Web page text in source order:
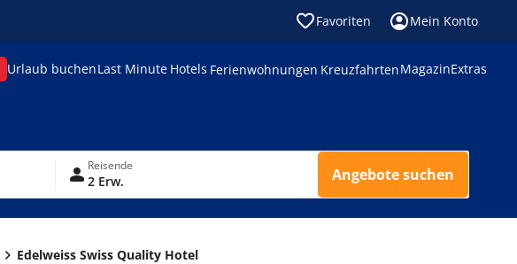
Favoriten Mein Konto
Urlaub buchenLast Minute Hotels Ferienwohnungen KreuzfahrtenMagazinExtras
Reisende
2 Erw. Angebote suchen
Edelweiss Swiss Quality Hotel